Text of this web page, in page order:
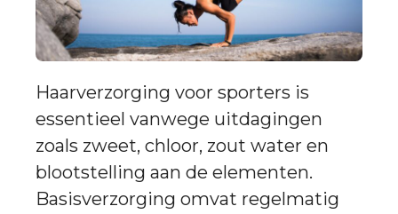
Haarverzorging voor sporters is
essentieel vanwege uitdagingen
zoals zweet, chloor, zout water en
blootstelling aan de elementen.
Basisverzorging omvat regelmatig